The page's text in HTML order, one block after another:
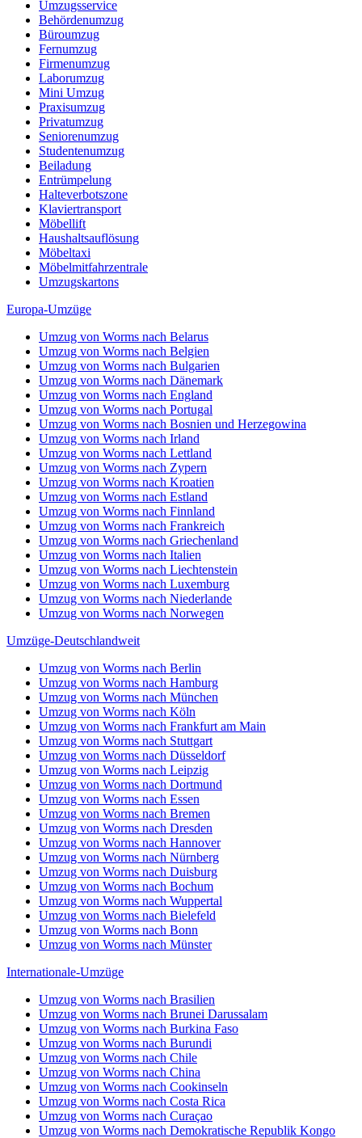
Umzug von Worms nach Belarus
Umzug von Worms nach Belgien
Umzug von Worms nach Bulgarien
Umzug von Worms nach Dänemark
Umzug von Worms nach England
Umzug von Worms nach Portugal
Umzug von Worms nach Bosnien und Herzegowina
Umzug von Worms nach Irland
Umzug von Worms nach Lettland
Umzug von Worms nach Zypern
Umzug von Worms nach Kroatien
Umzug von Worms nach Estland
Umzug von Worms nach Finnland
Umzug von Worms nach Frankreich
Umzug von Worms nach Griechenland
Umzug von Worms nach Italien
Umzug von Worms nach Liechtenstein
Umzug von Worms nach Luxemburg
Umzug von Worms nach Niederlande
Umzug von Worms nach Norwegen
Umzüge-Deutschlandweit
Umzug von Worms nach Berlin
Umzug von Worms nach Hamburg
Umzug von Worms nach München
Umzug von Worms nach Köln
Umzug von Worms nach Frankfurt am Main
Umzug von Worms nach Stuttgart
Umzug von Worms nach Düsseldorf
Umzug von Worms nach Leipzig
Umzug von Worms nach Dortmund
Umzug von Worms nach Essen
Umzug von Worms nach Bremen
Umzug von Worms nach Dresden
Umzug von Worms nach Hannover
Umzug von Worms nach Nürnberg
Umzug von Worms nach Duisburg
Umzug von Worms nach Bochum
Umzug von Worms nach Wuppertal
Umzug von Worms nach Bielefeld
Umzug von Worms nach Bonn
Umzug von Worms nach Münster
Internationale-Umzüge
Umzug von Worms nach Brasilien
Umzug von Worms nach Brunei Darussalam
Umzug von Worms nach Burkina Faso
Umzug von Worms nach Burundi
Umzug von Worms nach Chile
Umzug von Worms nach China
Umzug von Worms nach Cookinseln
Umzug von Worms nach Costa Rica
Umzug von Worms nach Curaçao
Umzug von Worms nach Demokratische Republik Kongo
Umzug von Worms nach Dominica
Umzug von Worms nach Dominikanische Republik
Umzug von Worms nach Dschibuti
Umzug von Worms nach Ecuador
Umzug von Worms nach El Salvador
Umzug von Worms nach Elfenbeinküste
Umzug von Worms nach Eritrea
Umzug von Worms nach Eswatini
Umzug von Worms nach Falklandinseln
Umzug von Worms nach Färöer-Inseln
© 2026Umzugsunternehmen Worms
Diese Internetseite verwendet Cookies um die
Benutzerfreundlichkeit zu verbessern. Einverstanden
Nur notwendige Cookies
Datenschutzerklärung
Zustimmung wiederrufen